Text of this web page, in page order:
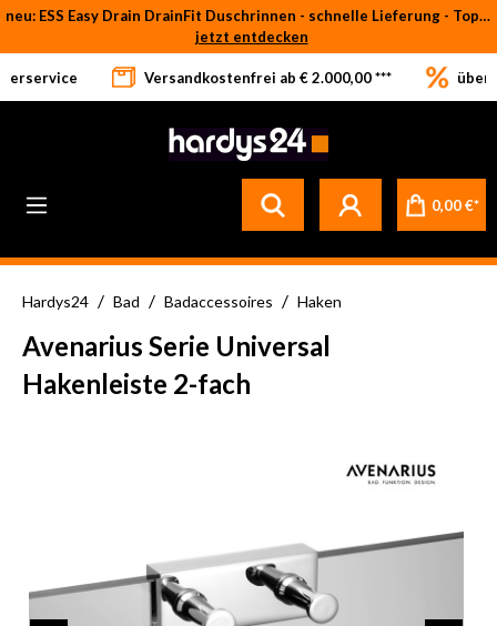
Zum Hauptinhalt springen
neu: ESS Easy Drain DrainFit Duschrinnen - schnelle Lieferung - Top-Preise
jetzt entdecken
Versandkostenfrei ab € 2.000,00 *** über
0,00 €*
Hardys24 / Bad / Badaccessoires / Haken
Avenarius Serie Universal
Hakenleiste 2-fach